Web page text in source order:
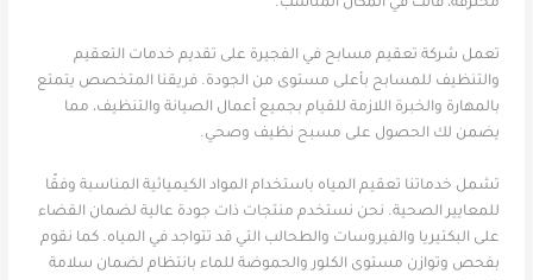
محترفة، فأنت في المكان المناسب.
تعمل شركة تعقيم مسابح في الفجيرة على تقديم خدمات التعقيم
والتنظيف للمسابح بأعلى مستوى من الجودة. فريقنا المتخصص يتمتع
بالمهارة والخبرة اللازمة للقيام بجميع أعمال الصيانة والتنظيف، مما
يضمن لك الحصول على مسبح نظيف وصحي.
تشمل خدماتنا تعقيم المياه باستخدام المواد الكيميائية المناسبة وفقًا
للمعايير الصحية. نحن نستخدم منتجات ذات جودة عالية لضمان القضاء
على البكتيريا والفيروسات والطحالب التي قد تتواجد في المياه. كما نقوم
بفحص وتوازن مستوى الكلور والحموضة للماء بانتظام لضمان سلامة